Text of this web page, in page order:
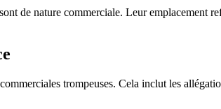
de nature commerciale. Leur emplacement
trompeuses. Cela inclut les